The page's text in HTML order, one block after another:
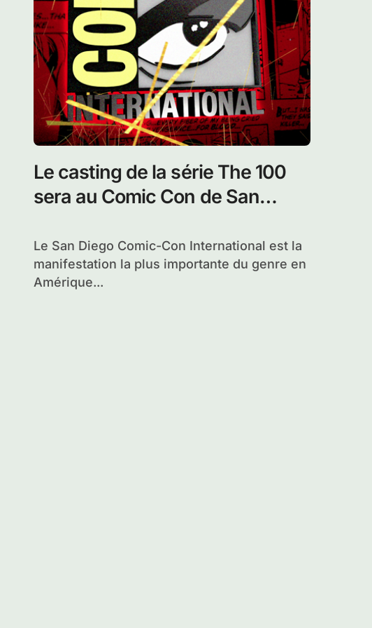
Le casting de la série The 100
sera au Comic Con de San
Le San Diego Comic-Con International est la
manifestation la plus importante du genre en
Amérique...